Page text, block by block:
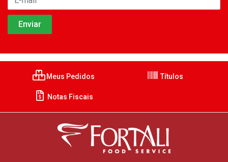
Meus Pedidos Títulos
Notas Fiscais